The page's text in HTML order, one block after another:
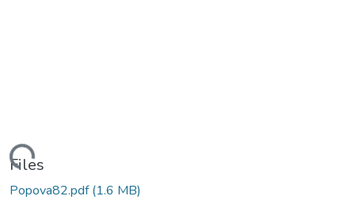
Loading...
Files
Popova82.pdf(1.6 MB)